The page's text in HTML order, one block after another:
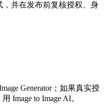
，并在发布前复核授权、身
Generator；如果真实授
Image to Image AI。